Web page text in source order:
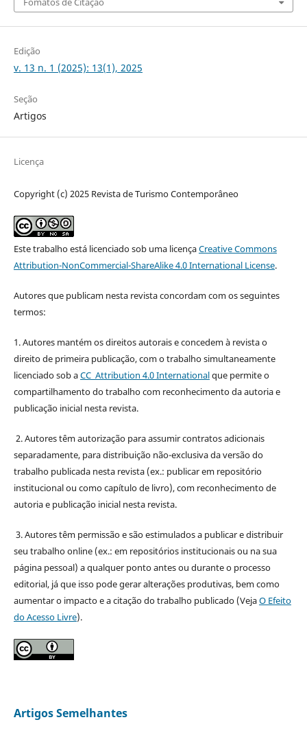
Edição
v. 13 n. 1 (2025): 13(1), 2025
Seção
Artigos
Licença
Copyright (c) 2025 Revista de Turismo Contemporâneo
Este trabalho está licenciado sob uma licençaCreative Commons
Attribution-NonCommercial-ShareAlike 4.0 International License.
Autores que publicam nesta revista concordam com os seguintes
termos:
1. Autores mantém os direitos autorais e concedem à revista o
direito de primeira publicação, com o trabalho simultaneamente
licenciado sob aCC Attribution 4.0 Internationalque permite o
compartilhamento do trabalho com reconhecimento da autoria e
publicação inicial nesta revista.
2. Autores têm autorização para assumir contratos adicionais
separadamente, para distribuição não-exclusiva da versão do
trabalho publicada nesta revista (ex.: publicar em repositório
institucional ou como capítulo de livro), com reconhecimento de
autoria e publicação inicial nesta revista.
3. Autores têm permissão e são estimulados a publicar e distribuir
seu trabalho online (ex.: em repositórios institucionais ou na sua
página pessoal) a qualquer ponto antes ou durante o processo
editorial, já que isso pode gerar alterações produtivas, bem como
aumentar o impacto e a citação do trabalho publicado (VejaO Efeito
do Acesso Livre).
Artigos Semelhantes